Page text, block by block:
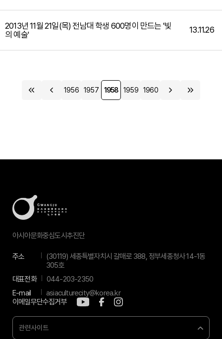
2013년 11월 21일(목) 전남대 학생 600명이 만드는 '빛
의 예술'
13.11.26
1956 1957 1958 1959 1960
아시아문화중심도시추진단
주소
(30119) 세종특별자치시 갈매로 388, 정부세종청사 14-1동
305호
대표전화
044-203-2350
E-mail
asiaculturecity@korea.kr
이메일무단수집거부
관련사이트